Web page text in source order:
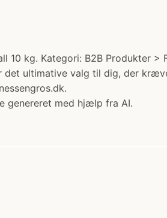
10 kg. Kategori: B2B
det ultimative valg til dig, der
genereret med hjælp fra AI.